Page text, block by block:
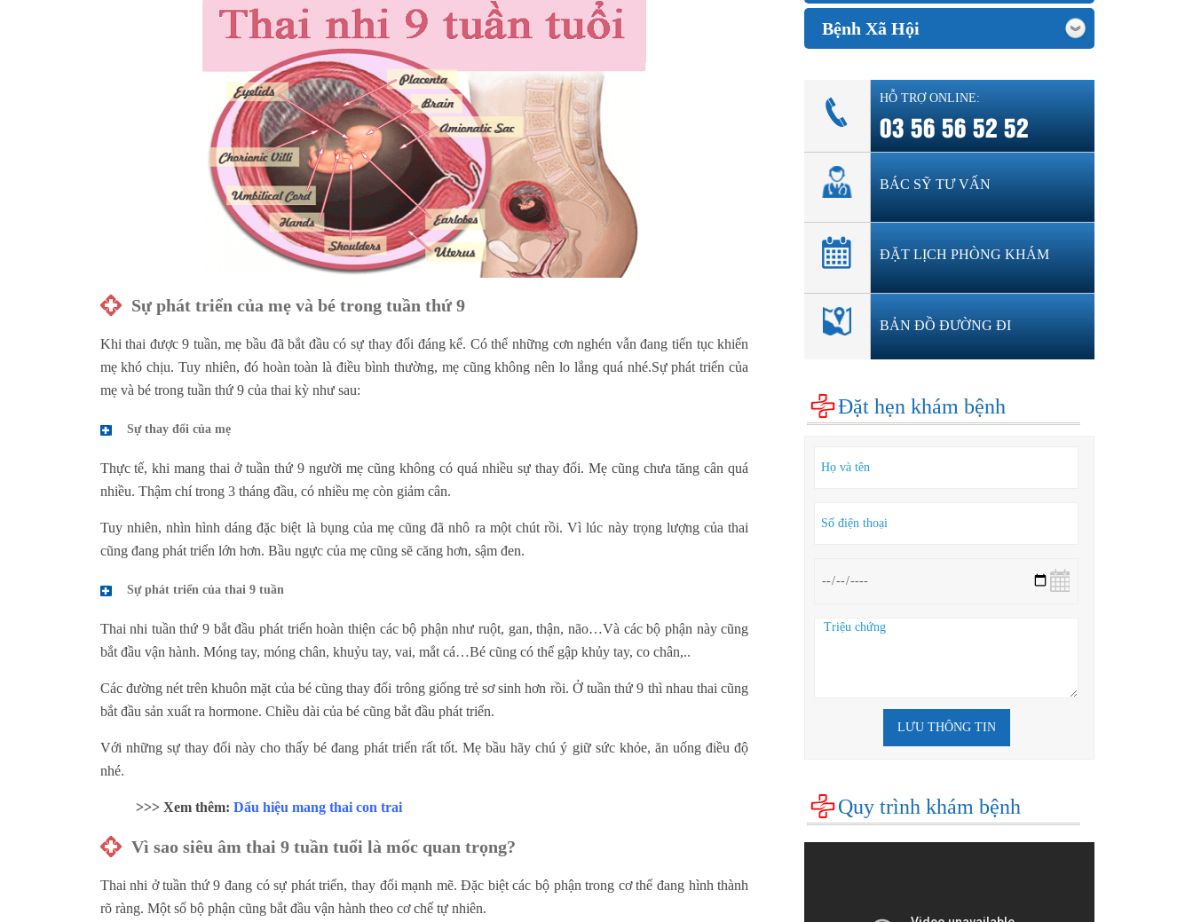
Sự phát triển của mẹ và bé trong tuần thứ 9
Khi thai được 9 tuần, mẹ bầu đã bắt đầu có sự thay đổi đáng kể. Có thể những cơn nghén vẫn đang tiến tục khiến
mẹ khó chịu. Tuy nhiên, đó hoàn toàn là điều bình thường, mẹ cũng không nên lo lắng quá nhé.Sự phát triển của
mẹ và bé trong tuần thứ 9 của thai kỳ như sau:
Sự thay đổi của mẹ
Thực tế, khi mang thai ở tuần thứ 9 người mẹ cũng không có quá nhiều sự thay đổi. Mẹ cũng chưa tăng cân quá
nhiều. Thậm chí trong 3 tháng đầu, có nhiều mẹ còn giảm cân.
Tuy nhiên, nhìn hình dáng đặc biệt là bụng của mẹ cũng đã nhô ra một chút rồi. Vì lúc này trọng lượng của thai
cũng đang phát triển lớn hơn. Bầu ngực của mẹ cũng sẽ căng hơn, sậm đen.
Sự phát triển của thai 9 tuần
Thai nhi tuần thứ 9 bắt đầu phát triển hoàn thiện các bộ phận như ruột, gan, thận, não…Và các bộ phận này cũng
bắt đầu vận hành. Móng tay, móng chân, khuỷu tay, vai, mắt cá…Bé cũng có thể gập khủy tay, co chân,..
Các đường nét trên khuôn mặt của bé cũng thay đổi trông giống trẻ sơ sinh hơn rồi. Ở tuần thứ 9 thì nhau thai cũng
bắt đầu sản xuất ra hormone. Chiều dài của bé cũng bắt đầu phát triển.
Với những sự thay đổi này cho thấy bé đang phát triển rất tốt. Mẹ bầu hãy chú ý giữ sức khỏe, ăn uống điều độ
nhé.
>>> Xem thêm: Dấu hiệu mang thai con trai
Vì sao siêu âm thai 9 tuần tuổi là mốc quan trọng?
Thai nhi ở tuần thứ 9 đang có sự phát triển, thay đổi mạnh mẽ. Đặc biệt các bộ phận trong cơ thể đang hình thành
rõ ràng. Một số bộ phận cũng bắt đầu vận hành theo cơ chế tự nhiên.
Bệnh Xã Hội
HỖ TRỢ ONLINE:
03 56 56 52 52
BÁC SỸ TƯ VẤN
ĐẶT LỊCH PHÒNG KHÁM
BẢN ĐỒ ĐƯỜNG ĐI
Đặt hẹn khám bệnh
LƯU THÔNG TIN
Quy trình khám bệnh